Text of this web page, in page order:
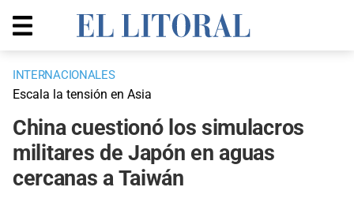
INTERNACIONALES
Escala la tensión en Asia
China cuestionó los simulacros
militares de Japón en aguas
cercanas a Taiwán